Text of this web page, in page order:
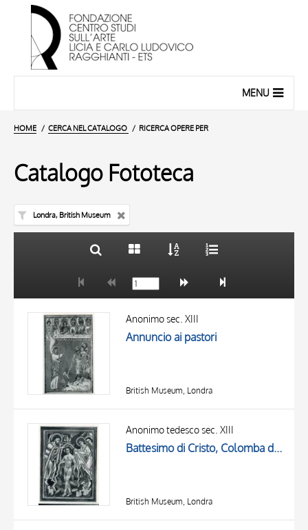
MENU
HOME CERCA NEL CATALOGO RICERCA OPERE PER
Catalogo Fototeca
Londra, British Museum
AUTORE
LOCALIZZAZIONE
Anonimo sec. XIII
Annuncio ai pastori
British Museum, Londra
Anonimo tedesco sec. XIII
Battesimo di Cristo, Colomba dello Spirito Santo
British Museum, Londra